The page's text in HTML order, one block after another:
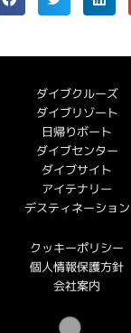
ダイブクルーズ
ダイブリゾート
日帰りボート
ダイブセンター
ダイブサイト
アイテナリー
デスティネーション
クッキーポリシー
個人情報保護方針
会社案内